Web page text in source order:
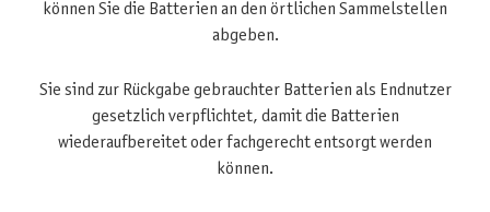
können Sie die Batterien an den örtlichen Sammelstellen
abgeben.
Sie sind zur Rückgabe gebrauchter Batterien als Endnutzer
gesetzlich verpflichtet, damit die Batterien
wiederaufbereitet oder fachgerecht entsorgt werden
können.